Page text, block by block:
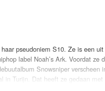
pseudoniem S10. Ze is een uit
label Noah’s Ark. Voordat ze
Snowsniper verscheen
in Turijn. Dat heeft ze gedaan met